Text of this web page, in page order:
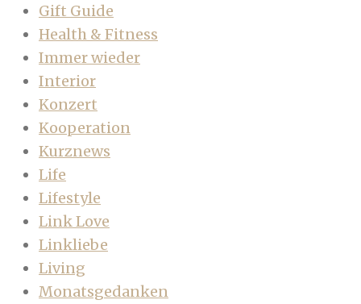
Gift Guide
Health & Fitness
Immer wieder
Interior
Konzert
Kooperation
Kurznews
Life
Lifestyle
Link Love
Linkliebe
Living
Monatsgedanken